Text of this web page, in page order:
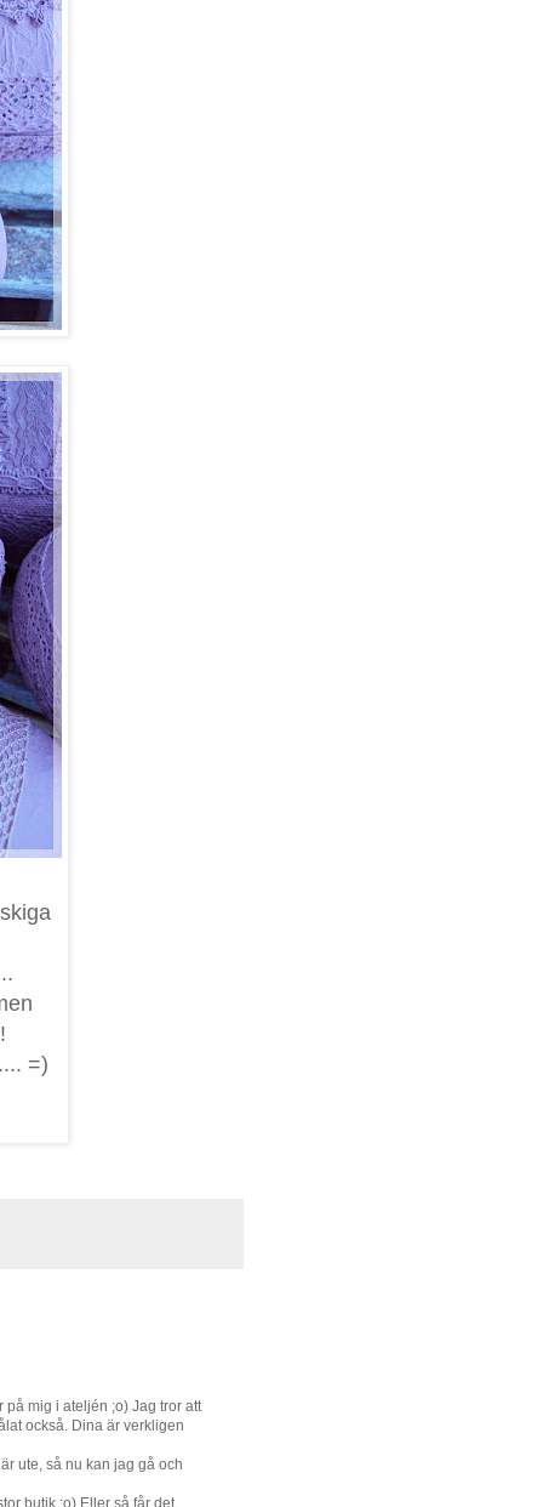
=)
mig i ateljén ;o) Jag tror att
också. Dina är verkligen
ute, så nu kan jag gå och